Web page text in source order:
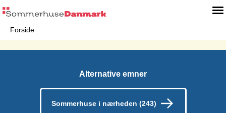
Forside
Alternative emner
Sommerhuse i nærheden (243)